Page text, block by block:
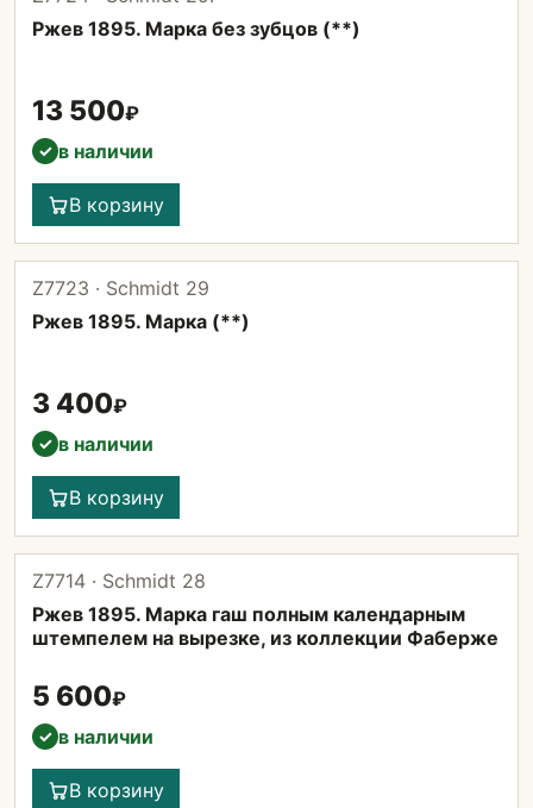
Ржев 1895. Марка без зубцов (**)
13 500₽
✓ в наличии
В корзину
Z7723 · Schmidt 29
Ржев 1895. Марка (**)
3 400₽
✓ в наличии
В корзину
Z7714 · Schmidt 28
Ржев 1895. Марка гаш полным календарным
штемпелем на вырезке, из коллекции Фаберже
5 600₽
✓ в наличии
В корзину